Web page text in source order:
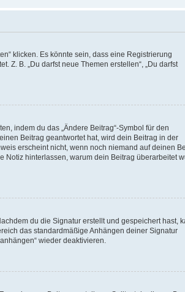
klicken. Es könnte sein, dass eine Registrierung
B. „Du darfst neue Themen erstellen“, „Du darfst
indem du das „Ändere Beitrag“-Symbol für den
Beitrag geantwortet hat, wird dein Beitrag in der
erscheint nicht, wenn noch niemand auf deinen
hinterlassen, warum dein Beitrag überarbeitet
du die Signatur erstellt und gespeichert hast,
das standardmäßige Anhängen deiner Signatur
wieder deaktivieren.